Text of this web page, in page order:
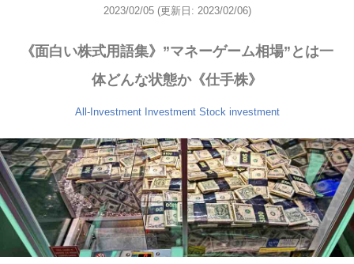
2023/02/05 (更新日: 2023/02/06)
《面白い株式用語集》”マネーゲーム相場”とは一
体どんな状態か《仕手株》
All-Investment Investment Stock investment